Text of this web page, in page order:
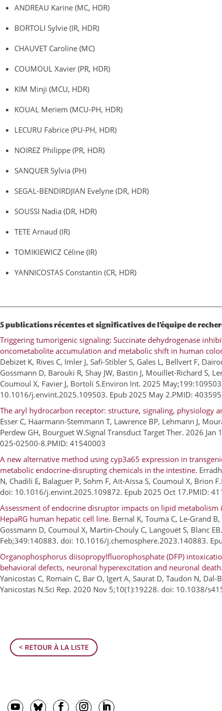
< RETOUR À LA LISTE
ANDREAU Karine (MC, HDR)
BORTOLI Sylvie (IR, HDR)
CHAUVET Caroline (MC)
COUMOUL Xavier (PR, HDR)
KIM Minji (MCU, HDR)
KOUAL Meriem (MCU-PH, HDR)
LECURU Fabrice (PU-PH, HDR)
NOIREZ Philippe (PR, HDR)
SANQUER Sylvia (PH)
SEGAL-BENDIRDJIAN Evelyne (DR, HDR)
SOUSSI Nadia (DR, HDR)
TETE Arnaud (IR)
TOMIKIEWICZ Céline (IR)
YANNICOSTAS Constantin (CR, HDR)
5 publications récentes et significatives de l’équipe de
Triggering tumorigenic signaling: Succinate dehydrogenase
oncometabolite accumulation and metabolic shift in human
Debizet K, Rives C, Imler J, Safi-Stibler S, Gales L, Bellvert F,
Gossmann D, Barouki R, Shay JW, Bastin J, Mouillet-Richard S,
Coumoul X, Favier J, Bortoli S.Environ Int. 2025
10.1016/j.envint.2025.109503. Epub 2025 May 2.PMID:
The aryl hydrocarbon receptor: structure, signaling, physiology
Esser C, Haarmann-Stemmann T, Lawrence BP, Lehmann J,
Perdew GH, Bourguet W.Signal Transduct Target Ther. 2026
025-02500-8.PMID: 41540003
A new alternative method using cyp3a65 expression in
metabolic endocrine-disrupting chemicals in the intestine.
N, Chadili E, Balaguer P, Sohm F, Aït-Aïssa S, Coumoul X, Brion
doi: 10.1016/j.envint.2025.109872. Epub 2025 Oct 17.PMID:
Assessment of endocrine disruptor impacts on lipid metabolism
HepaRG human hepatic cell line. Bernal K, Touma C, Le-Grand
Gossmann D, Coumoul X, Martin-Chouly C, Langouët S, Blanc
Feb;349:140883. doi: 10.1016/j.chemosphere.2023.140883.
Organophosphorus diisopropylfluorophosphate (DFP)
behavioral defects, neuronal hyperexcitation and neuronal
Yanicostas C, Romain C, Bar O, Igert A, Saurat D, Taudon N, Dal-
Yanicostas N.Sci Rep. 2020 Nov 5;10(1):19228. doi: 10.1038/